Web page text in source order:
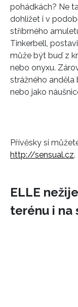
ELLE DECORATION
HOME
pohádkách? Ne
dohlížet i v
stříbrného
Tinkerbell,
může být buď z
nebo onyxu.
strážného anděla
nebo jako
Přívěsky si
http://sensual.cz.
ELLE
terénu i na